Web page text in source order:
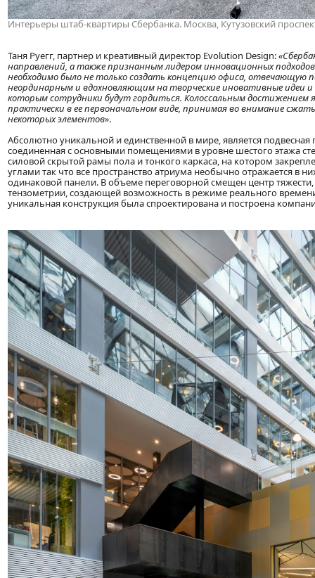
Интерьеры штаб-квартиры Сбербанка. Москва, Кутузовский
Таня Руегг, партнер и креативный директор Evolution Design:
направлений, а также признанным лидером инновационных
необходимо было не только создать концепцию офиса, отвечающую
неординарным и вдохновляющим на творческие иновативные
которым сотрудники будут гордиться. Колоссальным достижением
практически в ее первоначальном виде, принимая во внимание
некоторых элементов».
Абсолютно уникальной и единственной в мире, является подвесная
соединенная с основными помещениями в уровне шестого этажа
силовой скрытой рамы пола и тонкого каркаса, на котором
углами так что все пространство атриума необычно отражается в
одинаковой панели. В объеме переговорной смещен центр
тензометрии, создающей возможность в режиме реального
уникальная конструкция была спроектирована и построена